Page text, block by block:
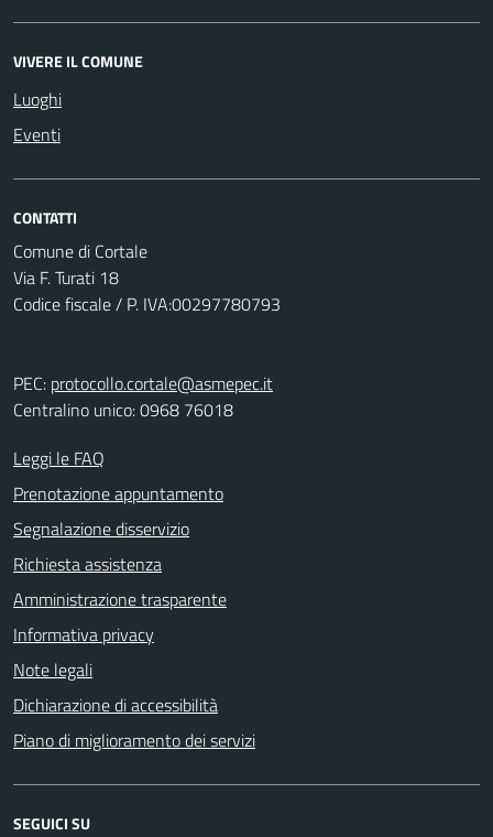
VIVERE IL COMUNE
Luoghi
Eventi
CONTATTI
Comune di Cortale
Via F. Turati 18
Codice fiscale / P. IVA:00297780793
PEC: protocollo.cortale@asmepec.it
Centralino unico: 0968 76018
Leggi le FAQ
Prenotazione appuntamento
Segnalazione disservizio
Richiesta assistenza
Amministrazione trasparente
Informativa privacy
Note legali
Dichiarazione di accessibilità
Piano di miglioramento dei servizi
SEGUICI SU